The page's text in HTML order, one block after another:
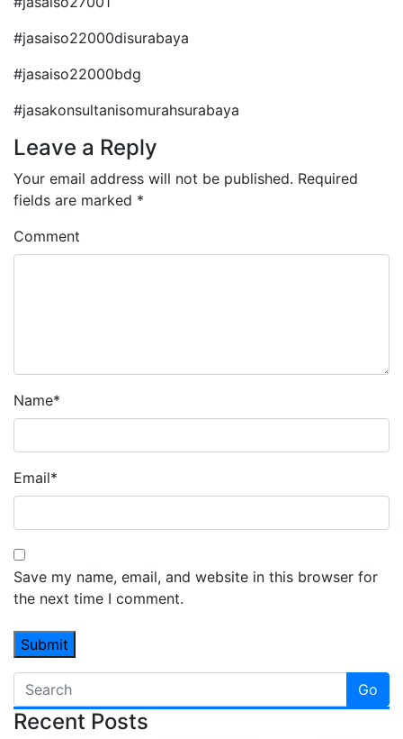
#jasaiso22000disurabaya
#jasaiso22000bdg
#jasakonsultanisomurahsurabaya
Leave a Reply
Your email address will not be published. Required
fields are marked *
Comment
Name*
Email*
Save my name, email, and website in this browser for
the next time I comment.
Go
Recent Posts